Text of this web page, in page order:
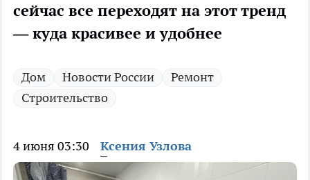
сейчас все переходят на этот тренд
— куда красивее и удобнее
Дом Новости России
Ремонт
Строительство
4 июня 03:30 Ксения Узлова